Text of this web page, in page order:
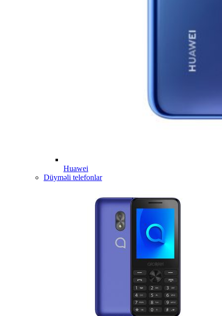
Huawei
Düyməli telefonlar